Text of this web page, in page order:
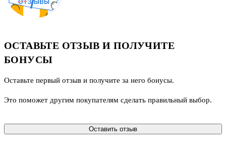
ОСТАВЬТЕ ОТЗЫВ И ПОЛУЧИТЕ
БОНУСЫ
Оставьте первый отзыв и получите за него бонусы.
Это поможет другим покупателям сделать правильный выбор.
Оставить отзыв